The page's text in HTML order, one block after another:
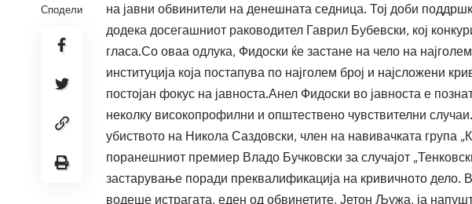
Сподели
на јавни обвинители на денешната седница. Тој доби
додека досегашниот раководител Гаврил Бубевски, кој
гласа.Со оваа одлука, Фидоски ќе застане на чело на
институција која постапува по најголем број и најсложени
постојан фокус на јавноста.Анел Фидоски во јавноста е
неколку високопрофилни и општествено чувствителни
убиството на Никола Саздовски, член на навивачката група
поранешниот премиер Владо Бучковски за случајот
застарување поради преквалификација на кривичното дело.
водеше истрагата, еден од обвинетите, Јетон Љужа, ја